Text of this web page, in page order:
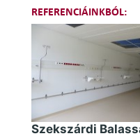
REFERENCIÁINKBÓL:
Szekszárdi